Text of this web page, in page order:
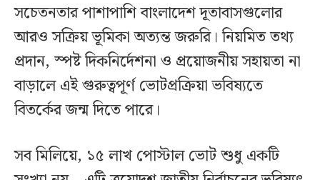
সচেতনতার পাশাপাশি বাংলাদেশ দূতাবাসগুলোর
আরও সক্রিয় ভূমিকা অত্যন্ত জরুরি। নিয়মিত তথ্য
প্রদান, স্পষ্ট দিকনির্দেশনা ও প্রয়োজনীয় সহায়তা না
বাড়ালে এই গুরুত্বপূর্ণ ভোটপ্রক্রিয়া ভবিষ্যতে
বিতর্কের জন্ম দিতে পারে।
সব মিলিয়ে, ১৫ লাখ পোস্টাল ভোট শুধু একটি